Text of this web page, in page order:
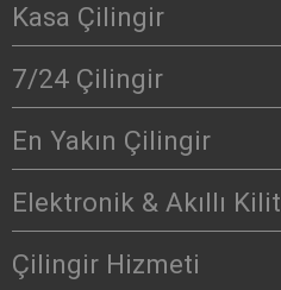
Kasa Çilingir
7/24 Çilingir
En Yakın Çilingir
Elektronik & Akıllı Kilit
Çilingir Hizmeti